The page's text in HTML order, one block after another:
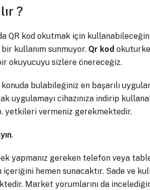
?
QR kod okutmak için
kullanım sunmuyor. Qr kod
bir okuyucuyu sizlere önereceğiz.
bulabileğiniz en başarılı
uygulamayı cihazınıza indirip
yetkileri vermeniz gerekmektedir.
.
yapmanız gereken telefon veya
hemen sunacaktır. Sade ve
Market yorumlarını da